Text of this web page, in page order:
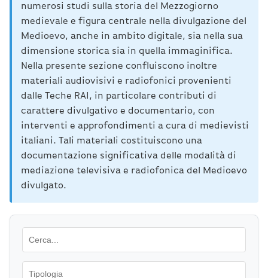
numerosi studi sulla storia del Mezzogiorno
medievale e figura centrale nella divulgazione del
Medioevo, anche in ambito digitale, sia nella sua
dimensione storica sia in quella immaginifica.
Nella presente sezione confluiscono inoltre
materiali audiovisivi e radiofonici provenienti
dalle Teche RAI, in particolare contributi di
carattere divulgativo e documentario, con
interventi e approfondimenti a cura di medievisti
italiani. Tali materiali costituiscono una
documentazione significativa delle modalità di
mediazione televisiva e radiofonica del Medioevo
divulgato.